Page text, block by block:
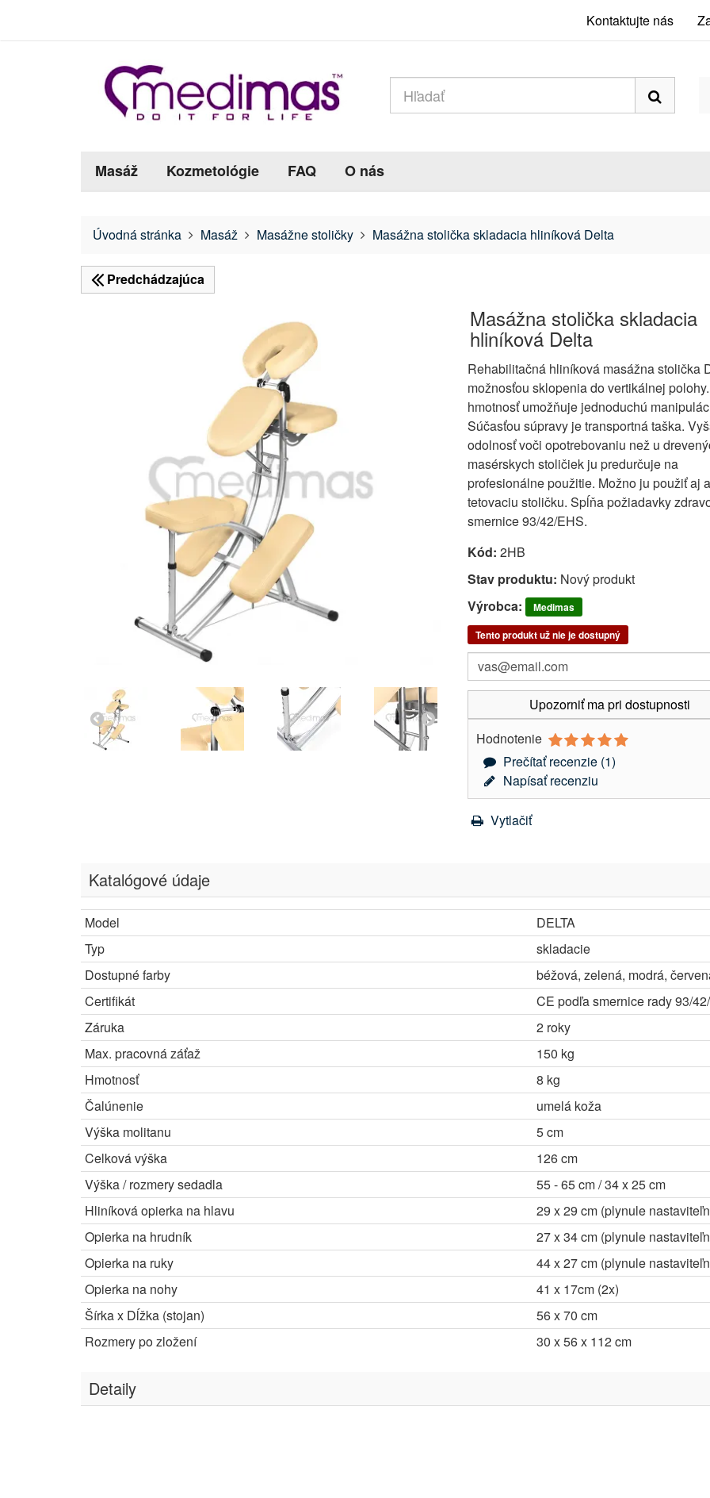
Kontaktujte nás
Masáž Kozmetológie FAQ O nás
Úvodná stránka Masáž Masážne stoličky Masážna stolička skladacia hliníková Delta
Predchádzajúca
Masážna stolička skladacia
hliníková Delta
Rehabilitačná hliníková masážna stolička
možnosťou sklopenia do vertikálnej
hmotnosť umožňuje jednoduchú
Súčasťou súpravy je transportná taška.
odolnosť voči opotrebovaniu než u
masérskych stoličiek ju predurčuje na
profesionálne použitie. Možno ju použiť aj
tetovaciu stoličku. Spĺňa požiadavky
smernice 93/42/EHS.
Kód: 2HB
Stav produktu: Nový produkt
Výrobca:
Medimas
Tento produkt už nie je dostupný
Upozorniť ma pri dostupnosti
Hodnotenie
Prečítať recenzie (1)
Napísať recenziu
Vytlačiť
Katalógové údaje
Model
DELTA
Typ
skladacie
Dostupné farby
béžová, zelená, modrá,
Certifikát
CE podľa smernice rady 93/
Záruka
2 roky
Max. pracovná záťaž
150 kg
Hmotnosť
8 kg
Čalúnenie
umelá koža
Výška molitanu
5 cm
Celková výška
126 cm
Výška / rozmery sedadla
55 - 65 cm / 34 x 25 cm
Hliníková opierka na hlavu
29 x 29 cm (plynule
Opierka na hrudník
27 x 34 cm (plynule
Opierka na ruky
44 x 27 cm (plynule
Opierka na nohy
41 x 17cm (2x)
Šírka x Dĺžka (stojan)
56 x 70 cm
Rozmery po zložení
30 x 56 x 112 cm
Detaily